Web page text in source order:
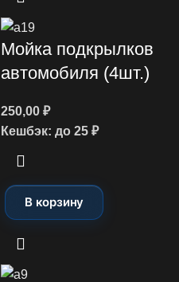
Мойка подкрылков
автомобиля (4шт.)
250,00 ₽
Кешбэк: до 25 ₽
В корзину